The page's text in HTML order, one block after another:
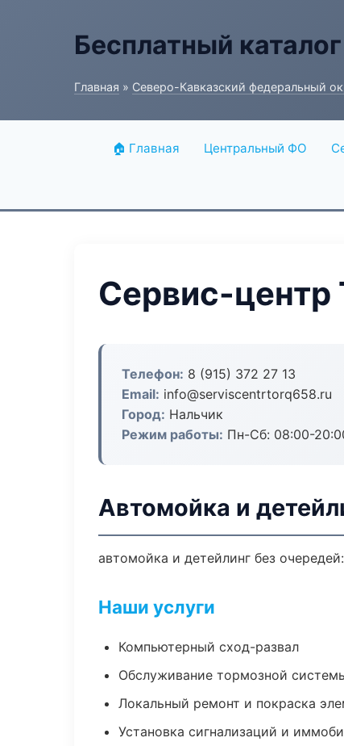
Бесплатный
Главная » Северо-Кавказский федеральный
🏠 Главная Центральный ФО
Сервис-центр
Телефон: 8 (915) 372 27 13
Email: info@serviscentrtorq658.ru
Город: Нальчик
Режим работы: Пн-Сб: 08:00-
Автомойка и
автомойка и детейлинг без
Наши услуги
Компьютерный сход-развал
Обслуживание тормозной
Локальный ремонт и покраска
Установка сигнализаций и